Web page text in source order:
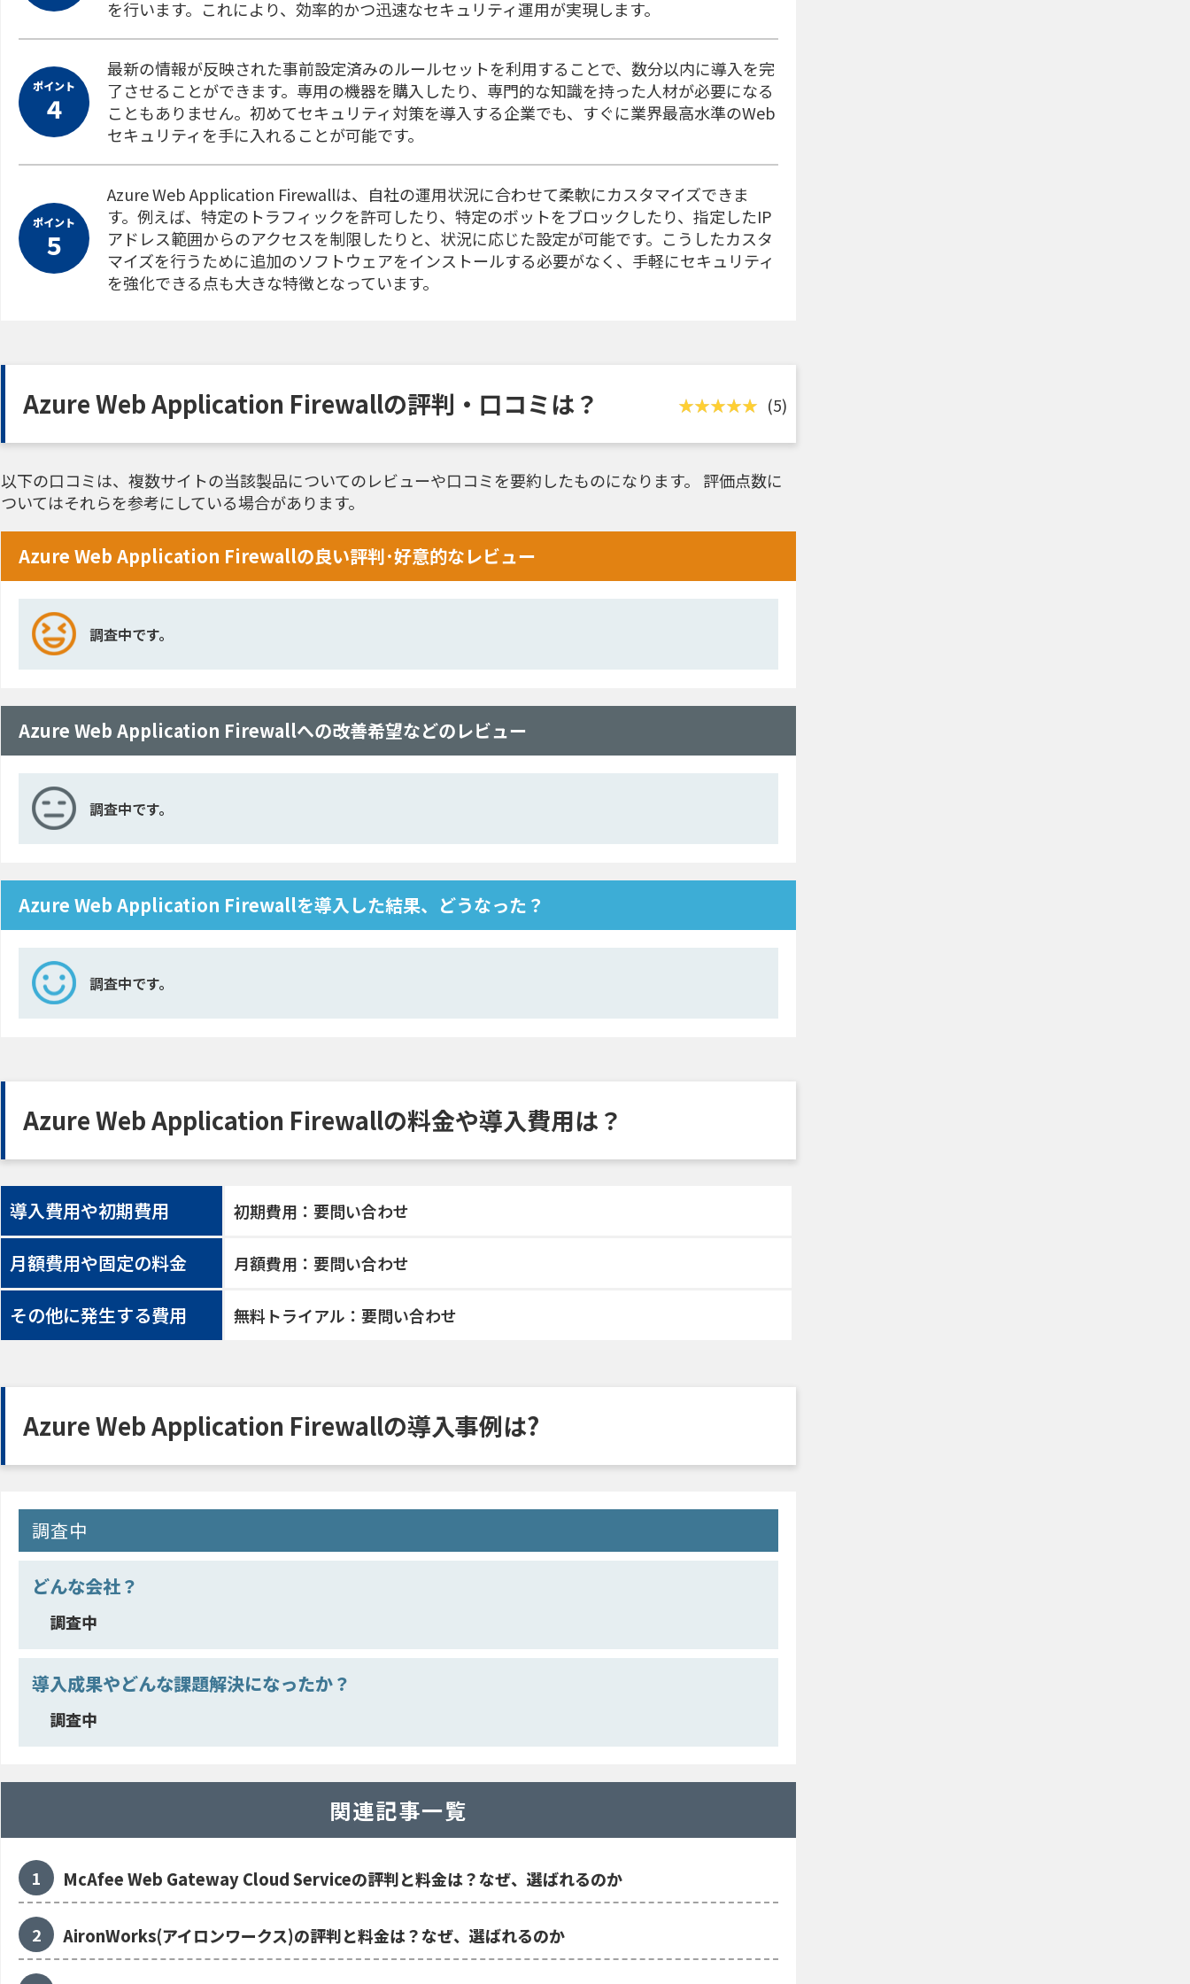
を行います。これにより、効率的かつ迅速なセキュリティ運用が実現します。
ポイント
４
最新の情報が反映された事前設定済みのルールセットを利用することで、数分以内に導入を完
了させることができます。専用の機器を購入したり、専門的な知識を持った人材が必要になる
こともありません。初めてセキュリティ対策を導入する企業でも、すぐに業界最高水準のWeb
セキュリティを手に入れることが可能です。
ポイント
５
Azure Web Application Firewallは、自社の運用状況に合わせて柔軟にカスタマイズできま
す。例えば、特定のトラフィックを許可したり、特定のボットをブロックしたり、指定したIP
アドレス範囲からのアクセスを制限したりと、状況に応じた設定が可能です。こうしたカスタ
マイズを行うために追加のソフトウェアをインストールする必要がなく、手軽にセキュリティ
を強化できる点も大きな特徴となっています。
Azure Web Application Firewallの評判・口コミは？ (5)
以下の口コミは、複数サイトの当該製品についてのレビューや口コミを要約したものになります。 評価点数に
ついてはそれらを参考にしている場合があります。
Azure Web Application Firewallの良い評判･好意的なレビュー
調査中です。
Azure Web Application Firewallへの改善希望などのレビュー
調査中です。
Azure Web Application Firewallを導入した結果、どうなった？
調査中です。
Azure Web Application Firewallの料金や導入費用は？
導入費用や初期費用 初期費用：要問い合わせ
月額費用や固定の料金 月額費用：要問い合わせ
その他に発生する費用 無料トライアル：要問い合わせ
Azure Web Application Firewallの導入事例は?
調査中
どんな会社？
調査中
導入成果やどんな課題解決になったか？
調査中
関連記事一覧
McAfee Web Gateway Cloud Serviceの評判と料金は？なぜ、選ばれるのか
AironWorks(アイロンワークス)の評判と料金は？なぜ、選ばれるのか